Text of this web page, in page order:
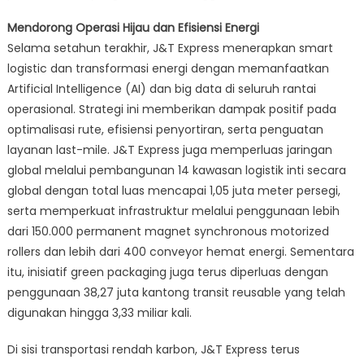
Mendorong Operasi Hijau dan Efisiensi Energi
Selama setahun terakhir, J&T Express menerapkan smart
logistic dan transformasi energi dengan memanfaatkan
Artificial Intelligence (AI) dan big data di seluruh rantai
operasional. Strategi ini memberikan dampak positif pada
optimalisasi rute, efisiensi penyortiran, serta penguatan
layanan last-mile. J&T Express juga memperluas jaringan
global melalui pembangunan 14 kawasan logistik inti secara
global dengan total luas mencapai 1,05 juta meter persegi,
serta memperkuat infrastruktur melalui penggunaan lebih
dari 150.000 permanent magnet synchronous motorized
rollers dan lebih dari 400 conveyor hemat energi. Sementara
itu, inisiatif green packaging juga terus diperluas dengan
penggunaan 38,27 juta kantong transit reusable yang telah
digunakan hingga 3,33 miliar kali.
Di sisi transportasi rendah karbon, J&T Express terus